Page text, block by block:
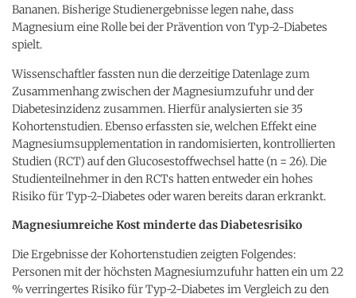
Bananen. Bisherige Studienergebnisse legen nahe, dass
Magnesium eine Rolle bei der Prävention von Typ-2-Diabetes
spielt.
Wissenschaftler fassten nun die derzeitige Datenlage zum
Zusammenhang zwischen der Magnesiumzufuhr und der
Diabetesinzidenz zusammen. Hierfür analysierten sie 35
Kohortenstudien. Ebenso erfassten sie, welchen Effekt eine
Magnesiumsupplementation in randomisierten, kontrollierten
Studien (RCT) auf den Glucosestoffwechsel hatte (n = 26). Die
Studienteilnehmer in den RCTs hatten entweder ein hohes
Risiko für Typ-2-Diabetes oder waren bereits daran erkrankt.
Magnesiumreiche Kost minderte das Diabetesrisiko
Die Ergebnisse der Kohortenstudien zeigten Folgendes:
Personen mit der höchsten Magnesiumzufuhr hatten ein um 22
% verringertes Risiko für Typ-2-Diabetes im Vergleich zu den